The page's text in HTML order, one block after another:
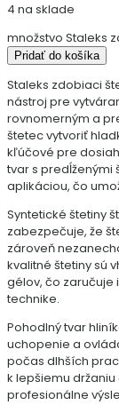
4 na sklade
množstvo Staleks
Pridať do košíka
Staleks zdobiaci
nástroj pre
rovnomerným a
štetec vytvoriť
kľúčové pre
tvar s predĺženými
aplikáciou, čo
Syntetické štetiny
zabezpečuje, že
zároveň
kvalitné štetiny sú
gélov, čo zaručuje
technike.
Pohodlný tvar
uchopenie a
počas dlhších
k lepšiemu
profesionálne